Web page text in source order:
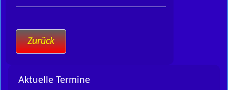
Zurück
Aktuelle Termine